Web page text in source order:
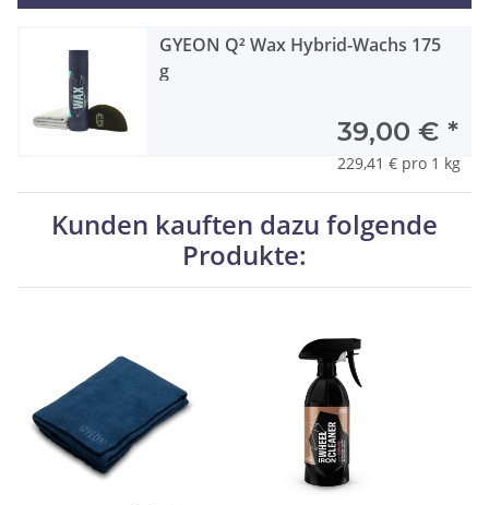
GYEON Q² Wax Hybrid-Wachs 175
g
39,00 € *
229,41 € pro 1 kg
Kunden kauften dazu folgende
Produkte: